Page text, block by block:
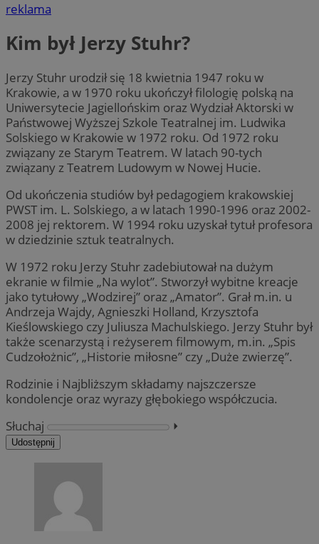
reklama
Kim był Jerzy Stuhr?
Jerzy Stuhr urodził się 18 kwietnia 1947 roku w
Krakowie, a w 1970 roku ukończył filologię polską na
Uniwersytecie Jagiellońskim oraz Wydział Aktorski w
Państwowej Wyższej Szkole Teatralnej im. Ludwika
Solskiego w Krakowie w 1972 roku. Od 1972 roku
związany ze Starym Teatrem. W latach 90-tych
związany z Teatrem Ludowym w Nowej Hucie.
Od ukończenia studiów był pedagogiem krakowskiej
PWST im. L. Solskiego, a w latach 1990-1996 oraz 2002-
2008 jej rektorem. W 1994 roku uzyskał tytuł profesora
w dziedzinie sztuk teatralnych.
W 1972 roku Jerzy Stuhr zadebiutował na dużym
ekranie w filmie „Na wylot”. Stworzył wybitne kreacje
jako tytułowy „Wodzirej” oraz „Amator”. Grał m.in. u
Andrzeja Wajdy, Agnieszki Holland, Krzysztofa
Kieślowskiego czy Juliusza Machulskiego. Jerzy Stuhr był
także scenarzystą i reżyserem filmowym, m.in. „Spis
Cudzołożnic”, „Historie miłosne” czy „Duże zwierzę”.
Rodzinie i Najbliższym składamy najszczersze
kondolencje oraz wyrazy głębokiego współczucia.
Słuchaj
⏵︎
Udostępnij